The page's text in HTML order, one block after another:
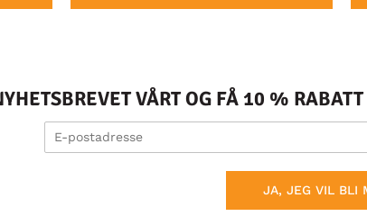
VÅRT OG FÅ 10 %
JA, JEG VIL BLI